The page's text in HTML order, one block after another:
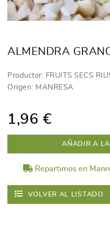
ALMENDRA
Productor: FRUITS SECS
Origen: MANRESA
1,96 €
AÑADIR A
Repartimos en
VOLVER AL LISTADO